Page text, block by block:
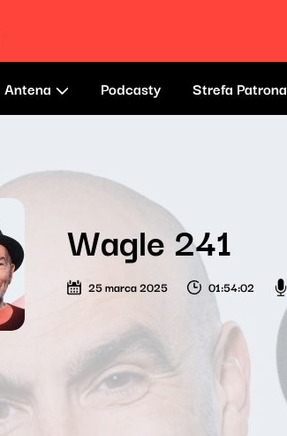
Antena Podcasty Strefa Patrona
Wagle 241
25 marca 2025 01:54:02